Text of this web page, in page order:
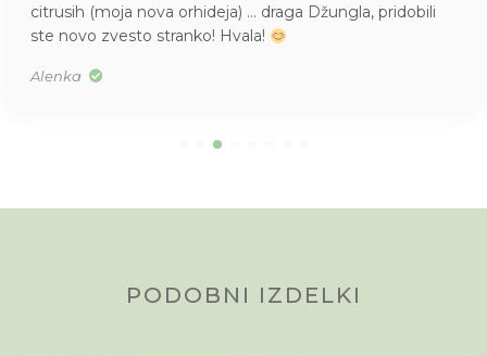
citrusih (moja nova orhideja) … draga Džungla, pridobili
ste novo zvesto stranko! Hvala!
Alenka
PODOBNI IZDELKI